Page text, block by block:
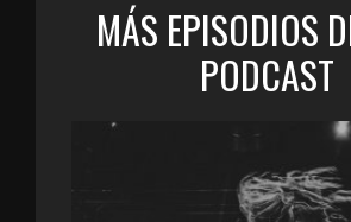
MÁS EPISODIOS
PODCAST